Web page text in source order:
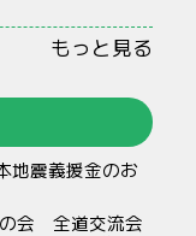
もっと見る
地震義援金のお
会 全道交流会